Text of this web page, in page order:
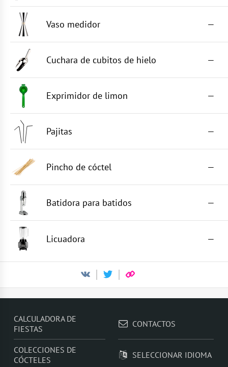
Vaso medidor —
Cuchara de cubitos de hielo —
Exprimidor de limon —
Pajitas —
Pincho de cóctel —
Batidora para batidos —
Licuadora —
CALCULADORA DE
FIESTAS
COLECCIONES DE
CÓCTELES
CONTACTOS
SELECCIONAR IDIOMA